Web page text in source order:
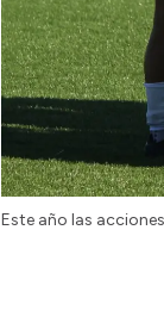
Este año las